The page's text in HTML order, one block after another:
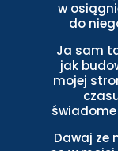
w
do
Ja sam
jak
mojej
Dawaj ze